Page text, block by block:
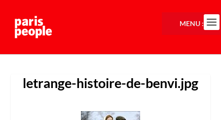
letrange-histoire-de-benvi.jpg
MENU :